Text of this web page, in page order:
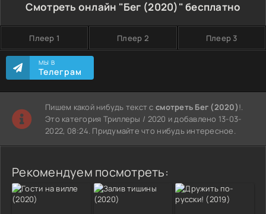
Смотреть онлайн "Бег (2020)" бесплатно
Плеер 1 Плеер 2 Плеер 3
МЫ В
Телеграм
Пишем какой нибудь текст ссмотреть Бег (2020)!.
Это категория Триллеры / 2020 и добавлено 13-03-
2022, 08:24. Придумайте что нибудь интересное.
Рекомендуем посмотреть: